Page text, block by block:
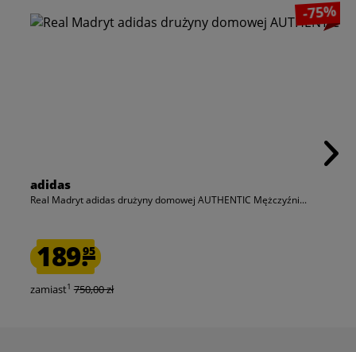
-75%
adidas
Real Madryt adidas drużyny domowej AUTHENTIC Mężczyźni...
189.95
zamiast1 750,00 zł